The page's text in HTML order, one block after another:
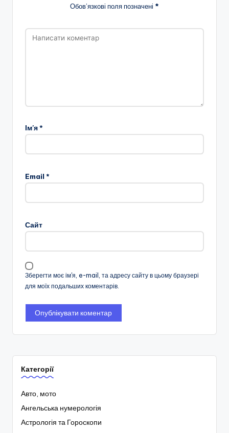
Обов’язкові поля позначені *
Ім'я*
Email *
Сайт
Зберегти моє ім'я, e-mail, та адресу сайту в цьому браузері
для моїх подальших коментарів.
Категорії
Авто, мото
Ангельська нумерологія
Астрологія та Гороскопи